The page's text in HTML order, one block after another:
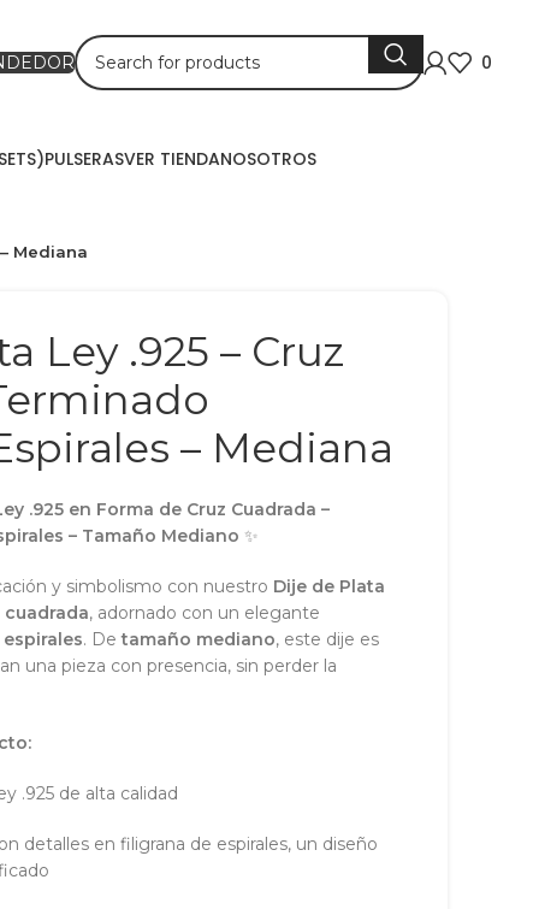
0
PULSERASVER TIENDANOSOTROS
Mediana
Ley .925 – Cruz
– Mediana
.925 en Forma de Cruz Cuadrada –
– Tamaño Mediano ✨
y simbolismo con nuestro Dije de Plata
, adornado con un elegante
. Detamaño mediano, este dije es
una pieza con presencia, sin perder la
.925 de alta calidad
detalles en filigrana de espirales, un diseño